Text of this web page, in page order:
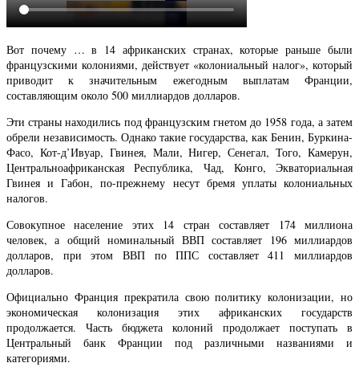
Вот почему … в 14 африканских странах, которые раньше были
французскими колониями, действует «колониальный налог», который
приводит к значительным ежегодным выплатам Франции,
составляющим около 500 миллиардов долларов.
Эти страны находились под французским гнетом до 1958 года, а затем
обрели независимость. Однако такие государства, как Бенин, Буркина-
Фасо, Кот-д’Ивуар, Гвинея, Мали, Нигер, Сенегал, Того, Камерун,
Центральноафриканская Республика, Чад, Конго, Экваториальная
Гвинея и Габон, по-прежнему несут бремя уплаты колониальных
налогов.
Совокупное население этих 14 стран составляет 174 миллиона
человек, а общий номинальный ВВП составляет 196 миллиардов
долларов, при этом ВВП по ППС составляет 411 миллиардов
долларов.
Официально Франция прекратила свою политику колонизации, но
экономическая колонизация этих африканских государств
продолжается. Часть бюджета колоний продолжает поступать в
Центральный банк Франции под различными названиями и
категориями.